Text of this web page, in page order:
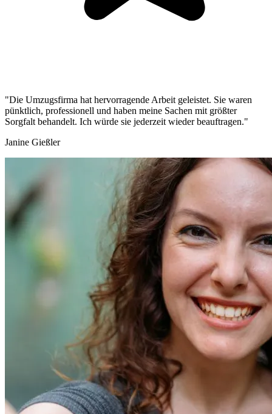
"Die Umzugsfirma hat hervorragende Arbeit geleistet. Sie waren
pünktlich, professionell und haben meine Sachen mit größter
Sorgfalt behandelt. Ich würde sie jederzeit wieder beauftragen."
Janine Gießler